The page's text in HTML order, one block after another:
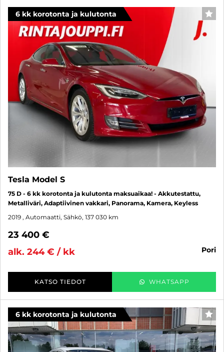
6 kk korotonta ja kulutonta
Tesla Model S
75 D - 6 kk korotonta ja kulutonta maksuaikaa! - Akkutestattu,
Metalliväri, Adaptiivinen vakkari, Panorama, Kamera, Keyless
2019 , Automaatti, Sähkö, 137 030 km
23 400 €
alk. 244 € / kk
pori
KATSO TIEDOT WHATSAPP
6 kk korotonta ja kulutonta